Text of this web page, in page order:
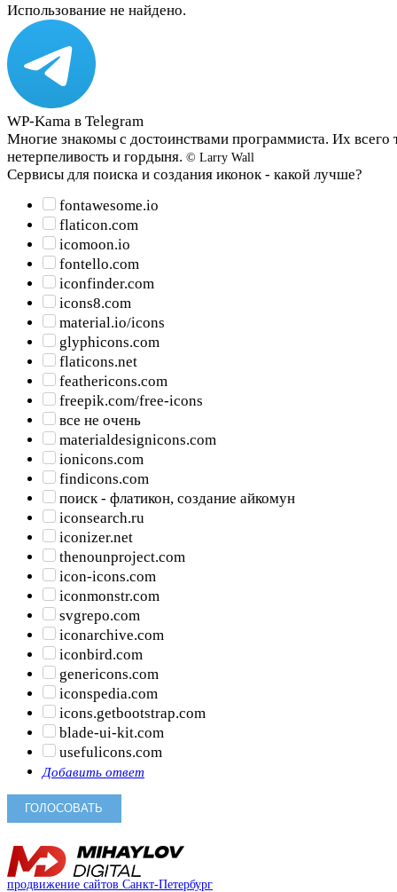
Использование не найдено.
WP-Kama в Telegram
Многие знакомы с достоинствами программиста. Их всего
нетерпеливость и гордыня. © Larry Wall
Сервисы для поиска и создания иконок - какой лучше?
fontawesome.io
flaticon.com
icomoon.io
fontello.com
iconfinder.com
icons8.com
material.io/icons
glyphicons.com
flaticons.net
feathericons.com
freepik.com/free-icons
все не очень
materialdesignicons.com
ionicons.com
findicons.com
поиск - флатикон, создание айкомун
iconsearch.ru
iconizer.net
thenounproject.com
icon-icons.com
iconmonstr.com
svgrepo.com
iconarchive.com
iconbird.com
genericons.com
iconspedia.com
icons.getbootstrap.com
blade-ui-kit.com
usefulicons.com
Добавить ответ
продвижение сайтов Санкт-Петербург